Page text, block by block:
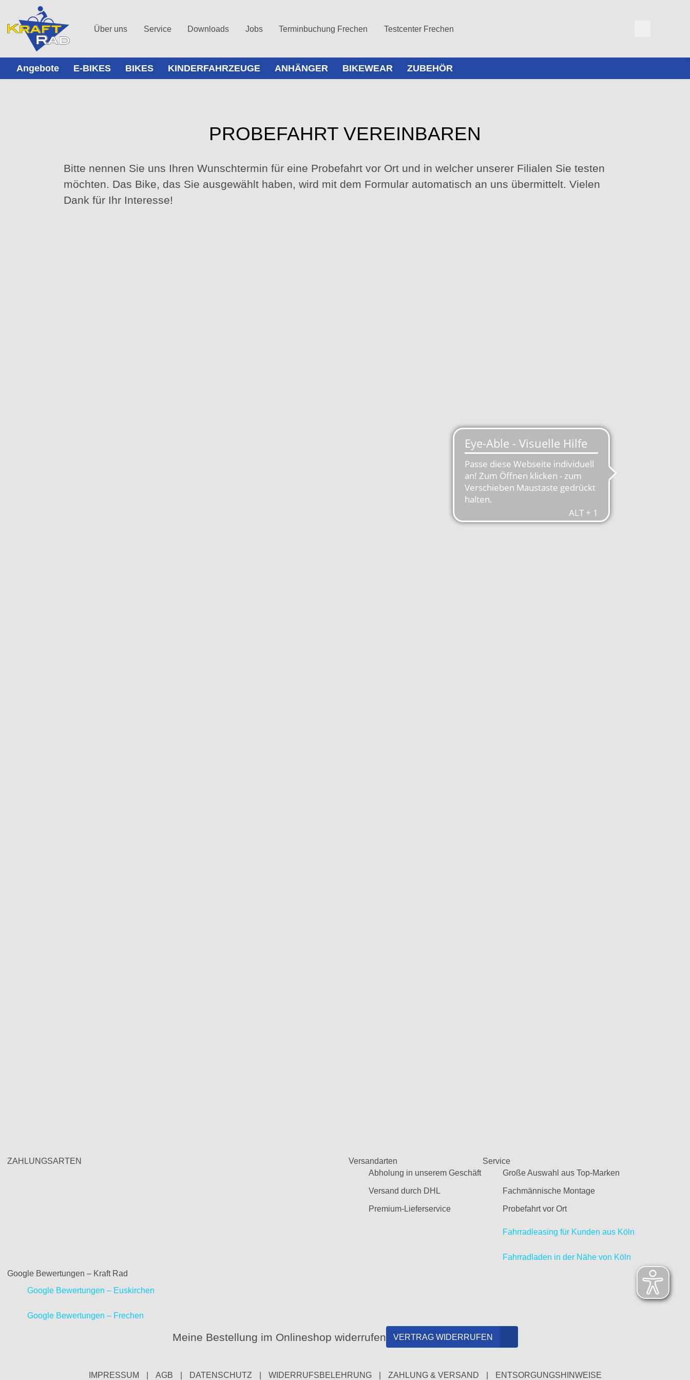
Über uns Service Downloads Jobs Terminbuchung Frechen Testcenter Frechen
Angebote E-BIKES BIKES KINDERFAHRZEUGE ANHÄNGER BIKEWEAR ZUBEHÖR
PROBEFAHRT VEREINBAREN
Bitte nennen Sie uns Ihren Wunschtermin für eine Probefahrt vor Ort und in welcher unserer Filialen Sie testen
möchten. Das Bike, das Sie ausgewählt haben, wird mit dem Formular automatisch an uns übermittelt. Vielen
Dank für Ihr Interesse!
ZAHLUNGSARTEN
Versandarten
Abholung in unserem Geschäft
Versand durch DHL
Premium-Lieferservice
Service
Große Auswahl aus Top-Marken
Fachmännische Montage
Probefahrt vor Ort
Fahrradleasing für Kunden aus Köln
Fahrradladen in der Nähe von Köln
Google Bewertungen – Kraft Rad
Google Bewertungen – Euskirchen
Google Bewertungen – Frechen
Meine Bestellung im Onlineshop widerrufen VERTRAG WIDERRUFEN
IMPRESSUM AGB DATENSCHUTZ WIDERRUFSBELEHRUNG ZAHLUNG & VERSAND ENTSORGUNGSHINWEISE